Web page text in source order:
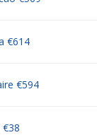
€614
€594